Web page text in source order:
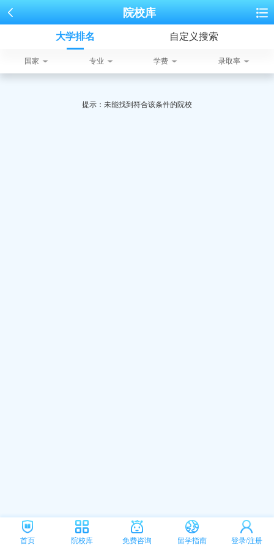
院校库
大学排名 自定义搜索
国家 专业 学费 录取率
提示：未能找到符合该条件的院校
首页 院校库 免费咨询 留学指南 登录/注册